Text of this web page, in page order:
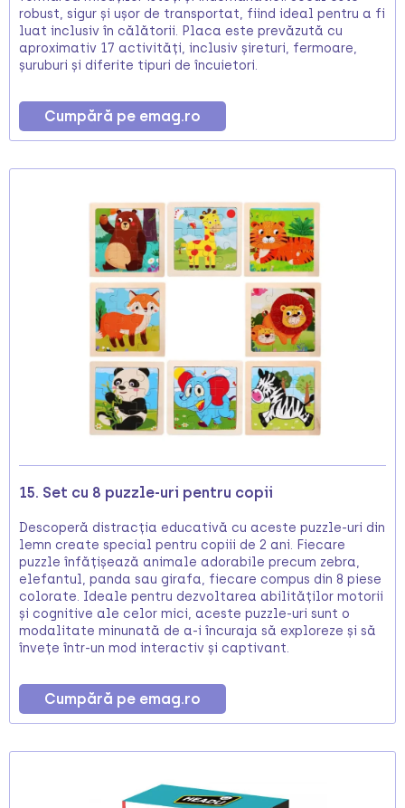
robust, sigur și ușor de transportat, fiind ideal pentru a fi
luat inclusiv în călătorii. Placa este prevăzută cu
aproximativ 17 activități, inclusiv șireturi, fermoare,
șuruburi și diferite tipuri de încuietori.
Cumpără pe emag.ro
15. Set cu 8 puzzle-uri pentru copii
Descoperă distracția educativă cu aceste puzzle-uri din
lemn create special pentru copiii de 2 ani. Fiecare
puzzle înfățișează animale adorabile precum zebra,
elefantul, panda sau girafa, fiecare compus din 8 piese
colorate. Ideale pentru dezvoltarea abilităților motorii
și cognitive ale celor mici, aceste puzzle-uri sunt o
modalitate minunată de a-i încuraja să exploreze și să
învețe într-un mod interactiv și captivant.
Cumpără pe emag.ro